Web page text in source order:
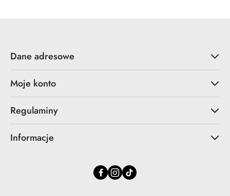
Dane adresowe
Moje konto
Regulaminy
Informacje